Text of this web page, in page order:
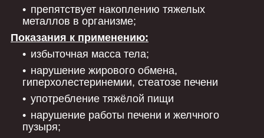
препятствует накоплению тяжелых
металлов в организме;
Показания к применению:
избыточная масса тела;
нарушение жирового обмена,
гиперхолестеринемии, стеатозе печени
употребление тяжёлой пищи
нарушение работы печени и желчного
пузыря;